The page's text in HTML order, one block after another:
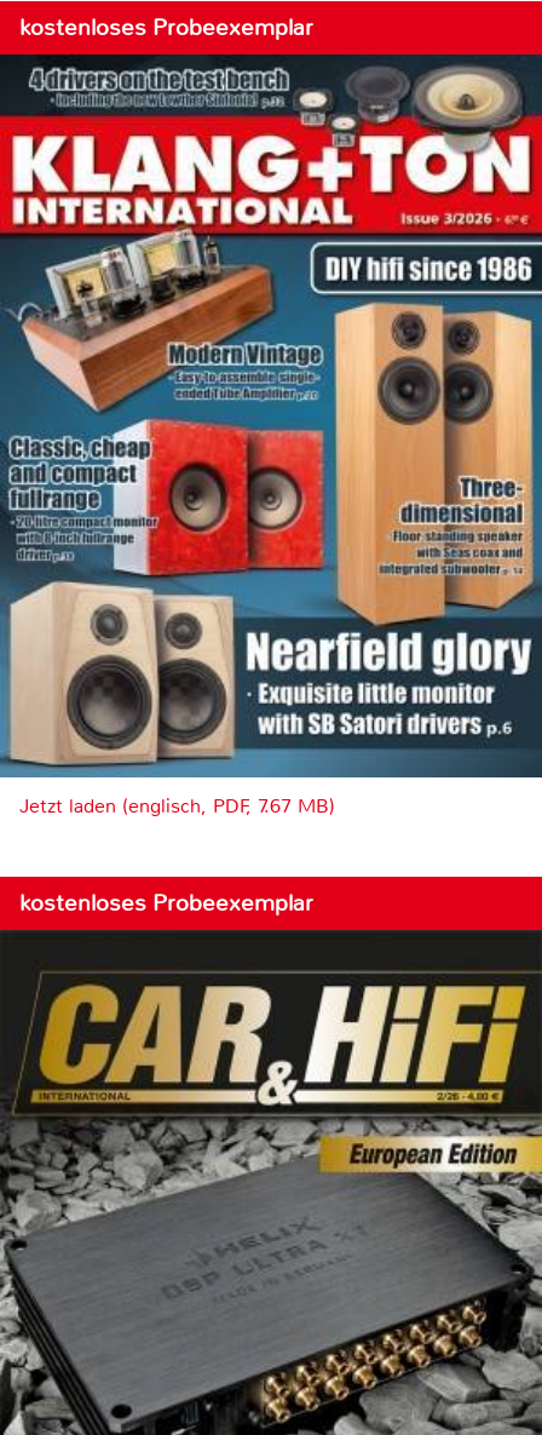
kostenloses Probeexemplar
Jetzt laden (englisch, PDF, 7.67 MB)
kostenloses Probeexemplar